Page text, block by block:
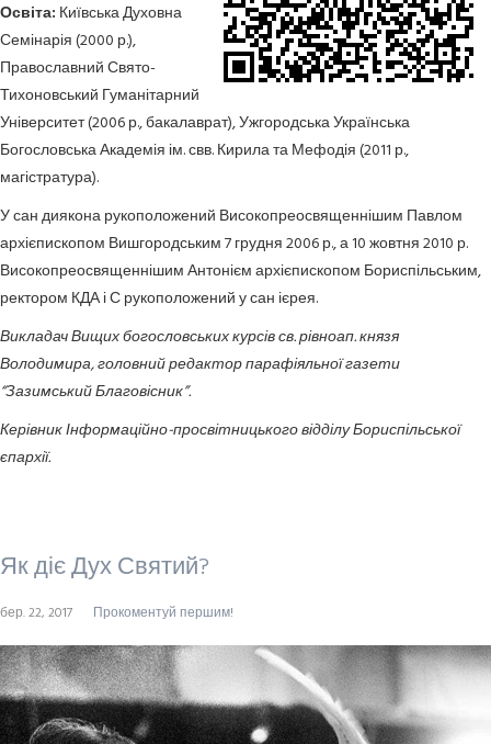
Освіта: Київська Духовна
Семінарія (2000 р.),
Православний Свято-
Тихоновський Гуманітарний
Університет (2006 р., бакалаврат), Ужгородська Українська
Богословська Академія ім. свв. Кирила та Мефодія (2011 р.,
магістратура).
У сан диякона рукоположений Високопреосвященнішим Павлом
архієпископом Вишгородським 7 грудня 2006 р., а 10 жовтня 2010 р.
Високопреосвященнішим Антонієм архієпископом Бориспільським,
ректором КДА і С рукоположений у сан ієрея.
Викладач Вищих богословських курсів св. рівноап. князя
Володимира, головний редактор парафіяльної газети
“Зазимський Благовісник”.
Керівник Інформаційно-просвітницького відділу Бориспільської
єпархії.
Як діє Дух Святий?
бер. 22, 2017 Прокоментуй першим!